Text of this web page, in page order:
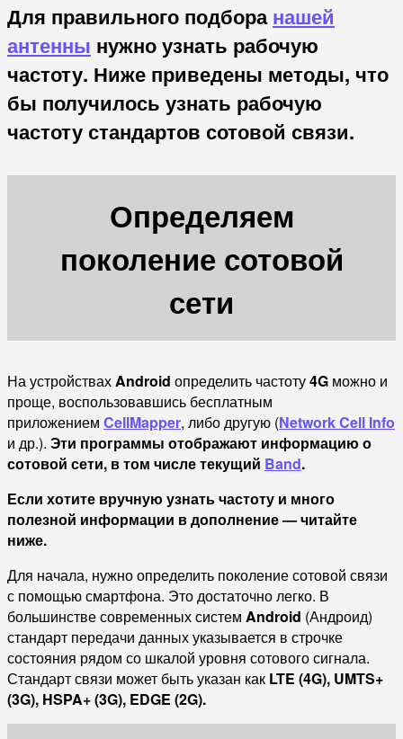
Для правильного подборанашей
антенны нужно узнать рабочую
частоту. Ниже приведены методы, что
бы получилось узнать рабочую
частоту стандартов сотовой связи.
Определяем
поколение сотовой
сети
На устройствахAndroid определить частоту4G можно и
проще, воспользовавшись бесплатным
приложением CellMapper, либо другую (Network Cell Info
и др.). Эти программы отображают информацию о
сотовой сети, в том числе текущий Band.
Если хотите вручную узнать частоту и много
полезной информации в дополнение — читайте
ниже.
Для начала, нужно определить поколение сотовой связи
с помощью смартфона. Это достаточно легко. В
большинстве современных систем Android (Андроид)
стандарт передачи данных указывается в строчке
состояния рядом со шкалой уровня сотового сигнала.
Стандарт связи может быть указан как LTE (4G), UMTS+
(3G), HSPA+ (3G), EDGE (2G).